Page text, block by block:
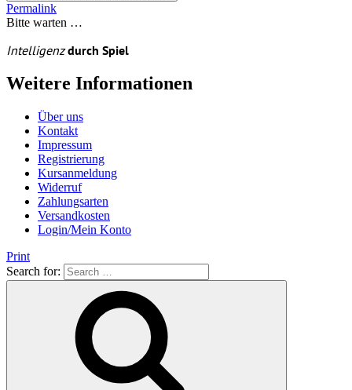
Permalink
Bitte warten …
Intelligenzdurch Spiel
Weitere Informationen
Über uns
Kontakt
Impressum
Registrierung
Kursanmeldung
Widerruf
Zahlungsarten
Versandkosten
Login/Mein Konto
Print
Search for: